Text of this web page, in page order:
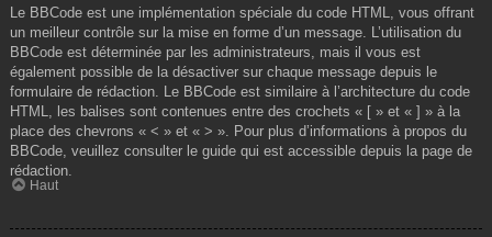
Le BBCode est une implémentation spéciale du code HTML, vous offrant
un meilleur contrôle sur la mise en forme d’un message. L’utilisation du
BBCode est déterminée par les administrateurs, mais il vous est
également possible de la désactiver sur chaque message depuis le
formulaire de rédaction. Le BBCode est similaire à l’architecture du code
HTML, les balises sont contenues entre des crochets « [ » et « ] » à la
place des chevrons « < » et « > ». Pour plus d’informations à propos du
BBCode, veuillez consulter le guide qui est accessible depuis la page de
rédaction.
Haut